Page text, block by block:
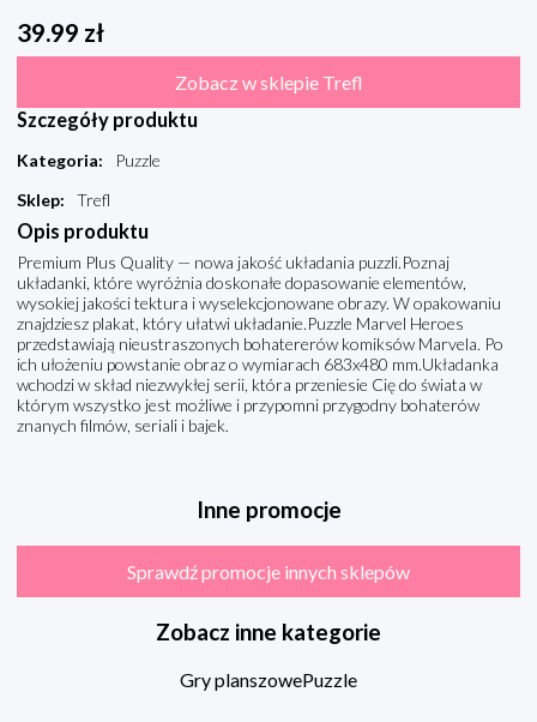
39.99 zł
Zobacz w sklepie Trefl
Szczegóły produktu
Kategoria:
Puzzle
Sklep: Trefl
Opis produktu
Premium Plus Quality — nowa jakość układania puzzli.Poznaj
układanki, które wyróżnia doskonałe dopasowanie elementów,
wysokiej jakości tektura i wyselekcjonowane obrazy. W opakowaniu
znajdziesz plakat, który ułatwi układanie.Puzzle Marvel Heroes
przedstawiają nieustraszonych bohatererów komiksów Marvela. Po
ich ułożeniu powstanie obraz o wymiarach 683x480 mm.Układanka
wchodzi w skład niezwykłej serii, która przeniesie Cię do świata w
którym wszystko jest możliwe i przypomni przygodny bohaterów
znanych filmów, seriali i bajek.
Inne promocje
Sprawdź promocje innych sklepów
Zobacz inne kategorie
Gry planszowePuzzle